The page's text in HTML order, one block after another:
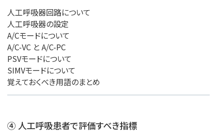
人工呼吸器回路について
人工呼吸器の設定
A/Cモードについて
A/C-VC と A/C-PC
PSVモードについて
SIMVモードについて
覚えておくべき用語のまとめ
④ 人工呼吸患者で評価すべき指標